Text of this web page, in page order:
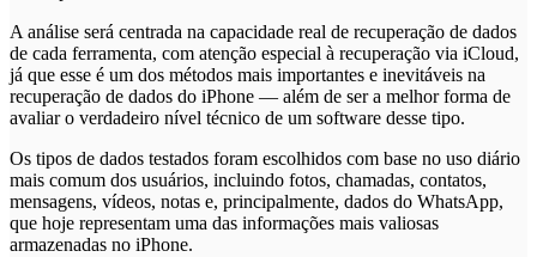
A análise será centrada na capacidade real de recuperação de dados
de cada ferramenta, com atenção especial à recuperação via iCloud,
já que esse é um dos métodos mais importantes e inevitáveis na
recuperação de dados do iPhone — além de ser a melhor forma de
avaliar o verdadeiro nível técnico de um software desse tipo.
Os tipos de dados testados foram escolhidos com base no uso diário
mais comum dos usuários, incluindo fotos, chamadas, contatos,
mensagens, vídeos, notas e, principalmente, dados do WhatsApp,
que hoje representam uma das informações mais valiosas
armazenadas no iPhone.